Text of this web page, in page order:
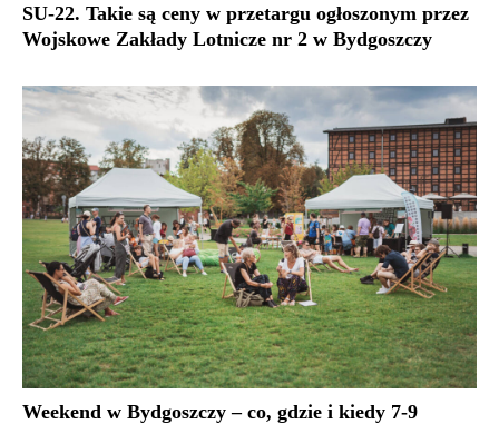
SU-22. Takie są ceny w przetargu ogłoszonym przez
Wojskowe Zakłady Lotnicze nr 2 w Bydgoszczy
Weekend w Bydgoszczy – co, gdzie i kiedy 7-9